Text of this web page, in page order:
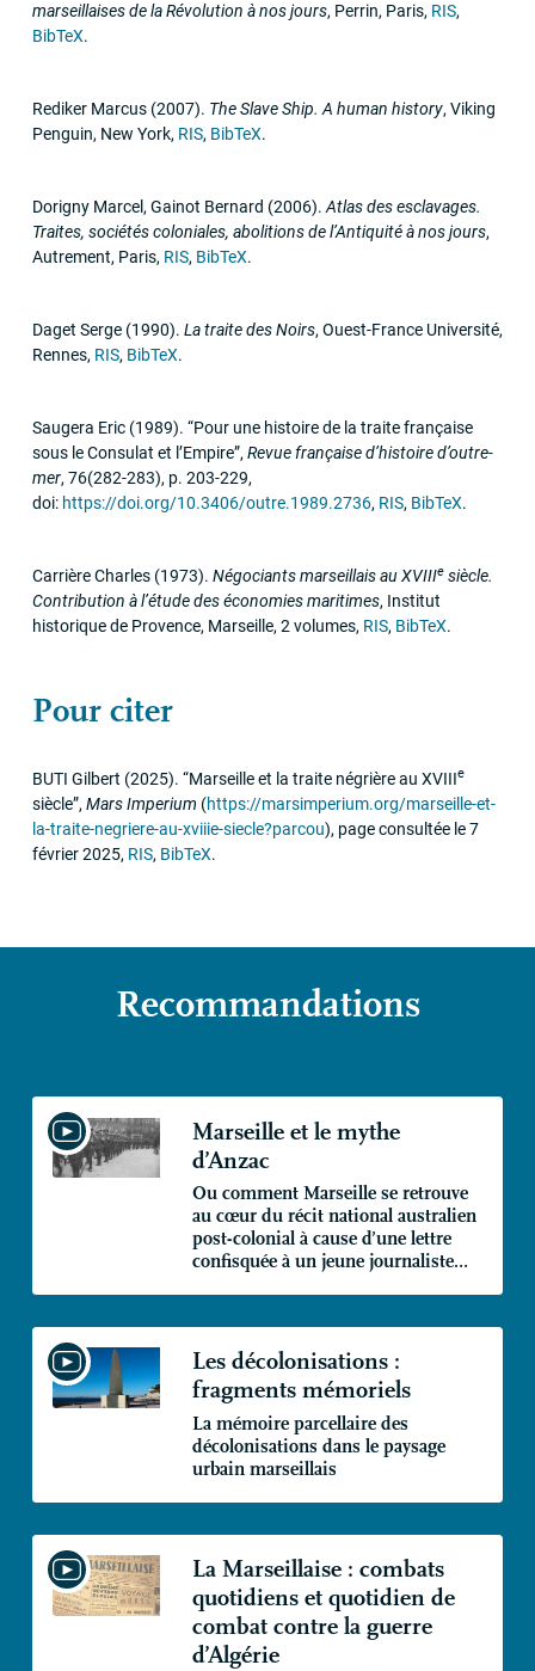
marseillaises de la Révolution à nos jours, Perrin, Paris, RIS,
BibTeX.
Rediker Marcus (2007). The Slave Ship. A human history, Viking
Penguin, New York, RIS, BibTeX.
Dorigny Marcel, Gainot Bernard (2006). Atlas des esclavages.
Traites, sociétés coloniales, abolitions de l’Antiquité à nos jours,
Autrement, Paris, RIS, BibTeX.
Daget Serge (1990). La traite des Noirs,Ouest-France Université,
Rennes, RIS, BibTeX.
Saugera Eric (1989). “Pour une histoire de la traite française
sous le Consulat et l’Empire”,Revue française d’histoire d’outre-
mer,76(282-283), p. 203-229,
doi: https://doi.org/10.3406/outre.1989.2736, RIS, BibTeX.
Carrière Charles (1973). Négociants marseillais auXVIIIesiècle.
Contribution à l’étude des économies maritimes, Institut
historique de Provence, Marseille, 2 volumes, RIS, BibTeX.
Pour citer
BUTI Gilbert (2025). “Marseille et la traite négrière au XVIIIe
siècle”, Mars Imperium (https://marsimperium.org/marseille-et-
la-traite-negriere-au-xviiie-siecle?parcou), page consultée le 7
février 2025, RIS, BibTeX.
Recommandations
Marseille et le mythe
d’Anzac
Ou comment Marseille se retrouve
au cœur du récit national australien
post-colonial à cause d’une lettre
confisquée à un jeune journaliste…
Les décolonisations :
fragments mémoriels
La mémoire parcellaire des
décolonisations dans le paysage
urbain marseillais
La Marseillaise : combats
quotidiens et quotidien de
combat contre la guerre
d’Algérie